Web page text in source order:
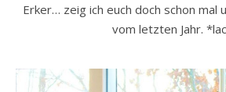
Erker… zeig ich euch doch schon mal
vom letzten Jahr.